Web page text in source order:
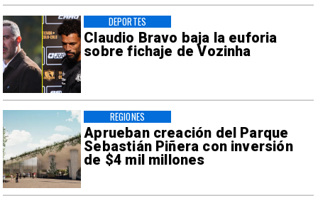
Claudio Bravo baja la euforia
sobre fichaje de Vozinha
DEPORTES
Aprueban creación del Parque
Sebastián Piñera con inversión
de $4 mil millones
REGIONES